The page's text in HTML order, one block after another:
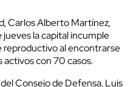
Carlos Alberto Martínez,
la capital incumple
reproductivo al encontrarse
activos con 70 casos.
Consejo de Defensa, Luis